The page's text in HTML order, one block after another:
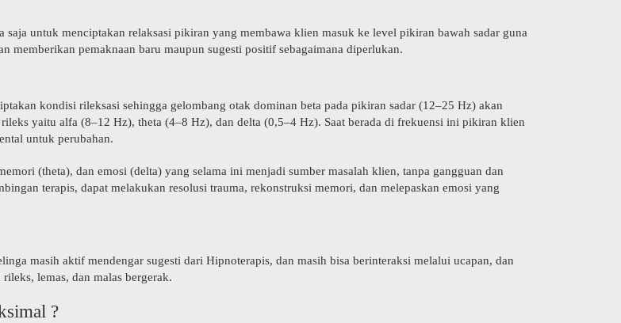
untuk menciptakan relaksasi pikiran yang membawa klien masuk ke level pikiran bawah sadar guna
memberikan pemaknaan baru maupun sugesti positif sebagaimana diperlukan.
kondisi rileksasi sehingga gelombang otak dominan beta pada pikiran sadar (12–25 Hz) akan
yaitu alfa (8–12 Hz), theta (4–8 Hz), dan delta (0,5–4 Hz). Saat berada di frekuensi ini pikiran klien
untuk perubahan.
(theta), dan emosi (delta) yang selama ini menjadi sumber masalah klien, tanpa gangguan dan
terapis, dapat melakukan resolusi trauma, rekonstruksi memori, dan melepaskan emosi yang
masih aktif mendengar sugesti dari Hipnoterapis, dan masih bisa berinteraksi melalui ucapan, dan
lemas, dan malas bergerak.
?